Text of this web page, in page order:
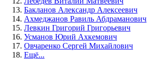
Бакланов Александр Алексеевич
Ахмеджанов Равиль Абдраманович
Левкин Григорий Григорьевич
Усманов Юрий Ахкемович
Овчаренко Сергей Михайлович
Ещё...